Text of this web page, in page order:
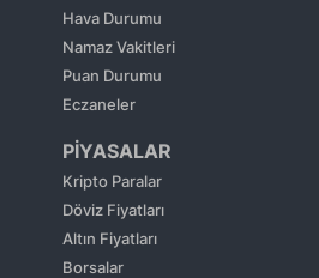
Kayseri
Kırklareli
Kırşehir
Konya
Kütahya
Hava Durumu
Namaz Vakitleri
Puan Durumu
Eczaneler
PİYASALAR
Kripto Paralar
Döviz Fiyatları
Altın Fiyatları
Borsalar